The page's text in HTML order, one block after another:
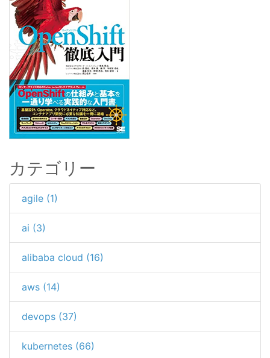
カテゴリー
agile (1)
ai (3)
alibaba cloud (16)
aws (14)
devops (37)
kubernetes (66)